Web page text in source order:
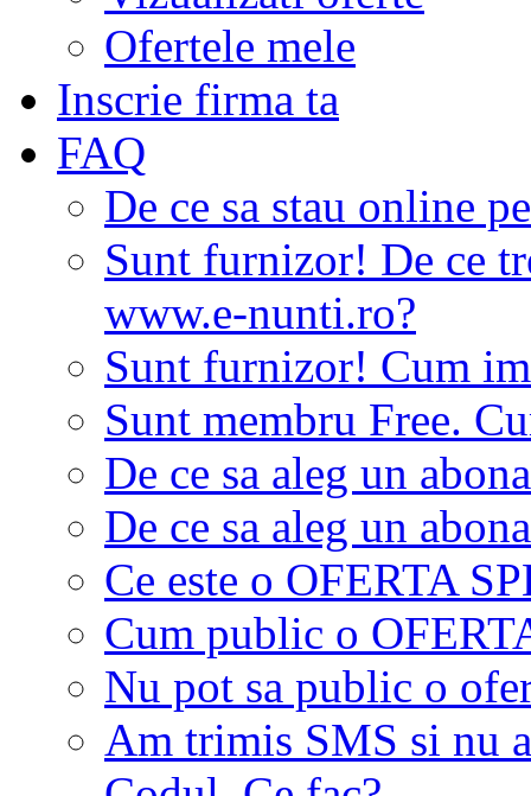
Ofertele mele
Inscrie firma ta
FAQ
De ce sa stau online
Sunt furnizor! De ce
www.e-nunti.ro?
Sunt furnizor! Cum
Sunt membru Free.
De ce sa aleg un
De ce sa aleg un
Ce este o OFERTA
Cum public o
Nu pot sa public o
Am trimis SMS si nu